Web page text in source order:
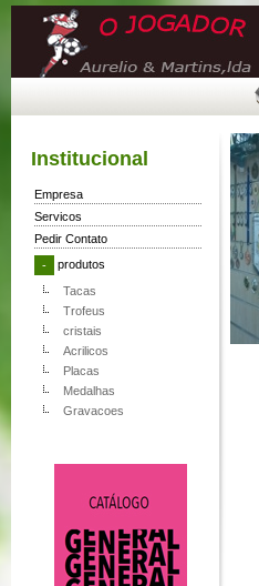
Institucional
Empresa
Servicos
Pedir Contato
-
produtos
Tacas
Trofeus
cristais
Acrilicos
Placas
Medalhas
Gravacoes